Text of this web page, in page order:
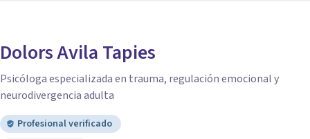
Dolors Avila Tapies
Psicóloga especializada en trauma, regulación emocional y
neurodivergencia adulta
Profesional verificado